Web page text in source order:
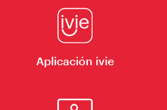
Aplicación ivie